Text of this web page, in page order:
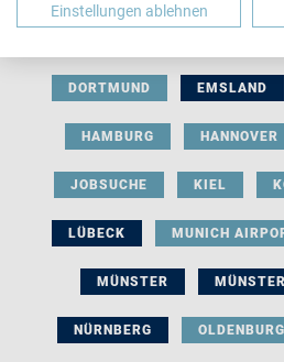
DORTMUND EMSLAND
HAMBURG HANNOVER
JOBSUCHE KIEL
LÜBECK MUNICH
MÜNSTER
NÜRNBERG OLDENBURG
Einstellungen ablehnen